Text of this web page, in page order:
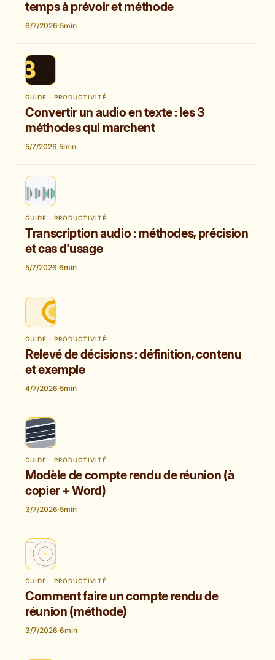
temps à prévoir et méthode
6/7/2026·5min
GUIDE · PRODUCTIVITÉ
Convertir un audio en texte : les 3
méthodes qui marchent
5/7/2026·5min
GUIDE · PRODUCTIVITÉ
Transcription audio : méthodes, précision
et cas d'usage
5/7/2026·6min
GUIDE · PRODUCTIVITÉ
Relevé de décisions : définition, contenu
et exemple
4/7/2026·5min
GUIDE · PRODUCTIVITÉ
Modèle de compte rendu de réunion (à
copier + Word)
3/7/2026·5min
GUIDE · PRODUCTIVITÉ
Comment faire un compte rendu de
réunion (méthode)
3/7/2026·6min